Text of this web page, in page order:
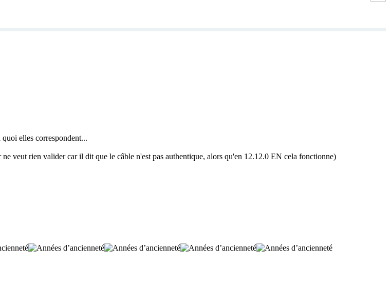
elles correspondent...
veut rien valider car il dit que le câble n'est pas authentique, alors qu'en 12.12.0 EN cela fonctionne)